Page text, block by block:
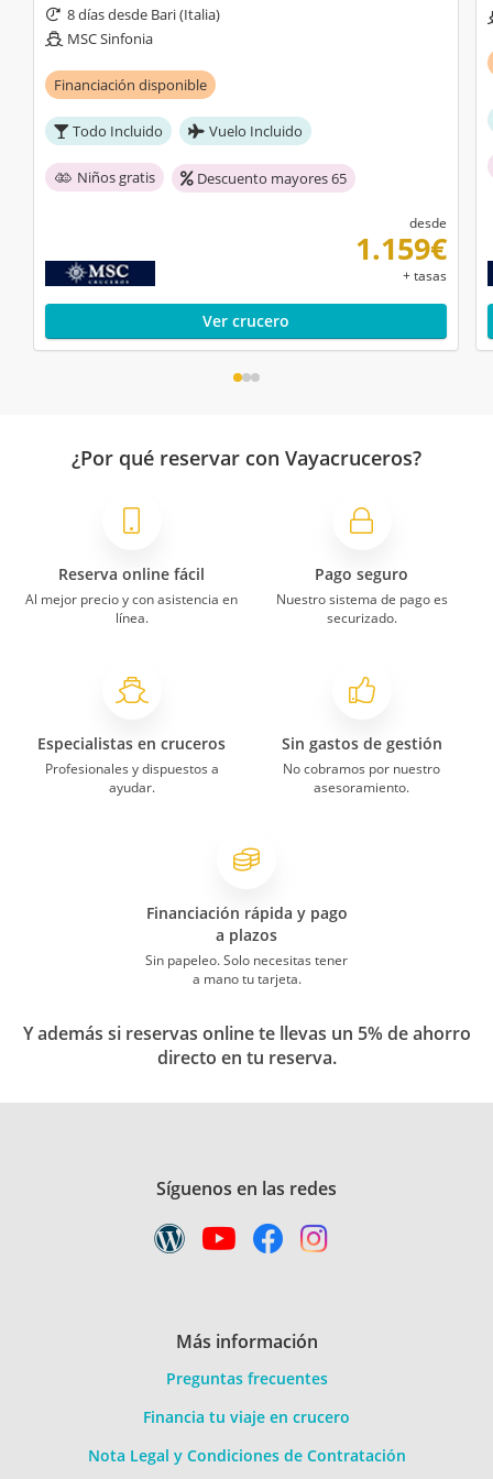
personal muy amable.
Nada
10
José Galo
17/11/2022
MSC Sinfonia
Todo estuvo bien
19/10/2022
VII con Vuelo Incluido y Todo Incluido
contratarlo: cada duda o problema que
nos surgía, nos ayudaban en todo
crucero y todo nos parecía genial. por lo
que nos decían, era un barco "pequeño"
(en comparación con otros) pero nos
quincena de octubre) y solo nos llovió
una tarde de navegación. cogimos el
necesitamos ni echamos de menos
ninguna, por lo que fue una buena
decisión.
triples o cuádruples, por lo que al final
se hace pequeño el espacio (hay una
a cada lado que se separa de la pared).
10
MSC Sinfonia
Los horarios de bufet y la piscina (a
veces el agua sucia y la mayoría de las
hamacas no funcionaban bien)
MSC Sinfonia
Italia, Montenegro, Grecia desde Venecia
La insonorizad de las habitaciones
La comida
8 días desde Bari (Italia)
MSC Sinfonia
Financiación disponible
Todo Incluido Vuelo Incluido
Niños gratis Descuento mayores 65
desde
1.159€
+ tasas
Ver crucero
¿Por qué reservar con Vayacruceros?
Reserva online fácil
Al mejor precio y con asistencia en
línea.
Pago seguro
Nuestro sistema de pago es
securizado.
Especialistas en cruceros
Profesionales y dispuestos a
ayudar.
Sin gastos de gestión
No cobramos por nuestro
asesoramiento.
Financiación rápida y pago
a plazos
Sin papeleo. Solo necesitas tener
a mano tu tarjeta.
Y además si reservas online te llevas un 5% de ahorro
directo en tu reserva.
Síguenos en las redes
Más información
Preguntas frecuentes
Financia tu viaje en crucero
Nota Legal y Condiciones de Contratación